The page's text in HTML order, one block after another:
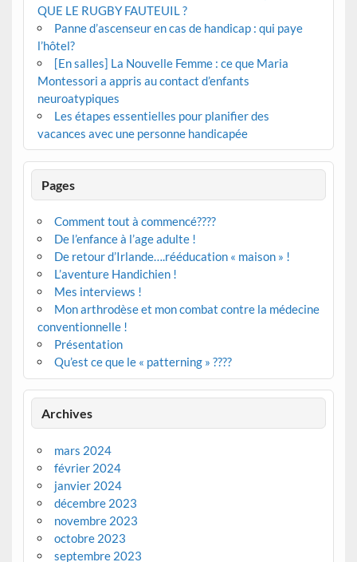
QUE LE RUGBY FAUTEUIL ?
Panne d’ascenseur en cas de handicap : qui paye
l’hôtel?
[En salles] La Nouvelle Femme : ce que Maria
Montessori a appris au contact d’enfants
neuroatypiques
Les étapes essentielles pour planifier des
vacances avec une personne handicapée
Pages
Comment tout à commencé????
De l’enfance à l’age adulte !
De retour d’Irlande….rééducation « maison » !
L’aventure Handichien !
Mes interviews !
Mon arthrodèse et mon combat contre la médecine
conventionnelle !
Présentation
Qu’est ce que le « patterning » ????
Archives
mars 2024
février 2024
janvier 2024
décembre 2023
novembre 2023
octobre 2023
septembre 2023